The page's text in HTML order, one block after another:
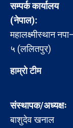
सम्पर्क कार्यालय
(नेपाल):
महालक्ष्मीस्थान
५ (ललितपुर)
हाम्रो टीम
संस्थापक/अध्यक्षः
बाशुदेव खनाल